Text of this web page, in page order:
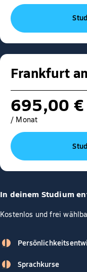
Frankfurt
695,00 €
/ Monat
In deinem Studium
Kostenlos und frei
Sprachkurse